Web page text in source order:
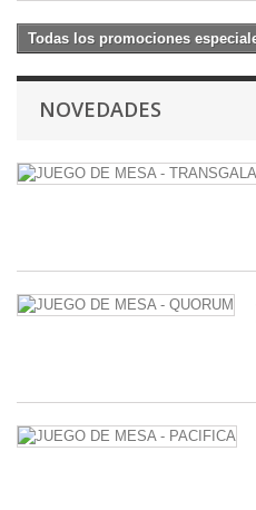
Todas los promociones
NOVEDADES